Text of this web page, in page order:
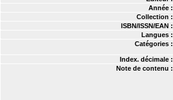
Année :
Collection :
ISBN/ISSN/EAN :
Langues :
Catégories :
Index. décimale :
Note de contenu :